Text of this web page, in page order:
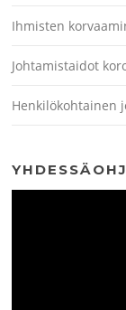
Ihmisten
Johtamistaidot
Henkilökohtainen